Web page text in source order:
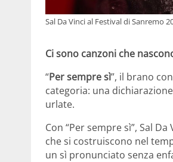
Sal Da Vinci al Festival di Sanremo
Ci sono canzoni che
“Per sempre sì”, il brano
categoria: una
urlate.
Con “Per sempre sì”, Sal
che si costruiscono nel
un sì pronunciato senza